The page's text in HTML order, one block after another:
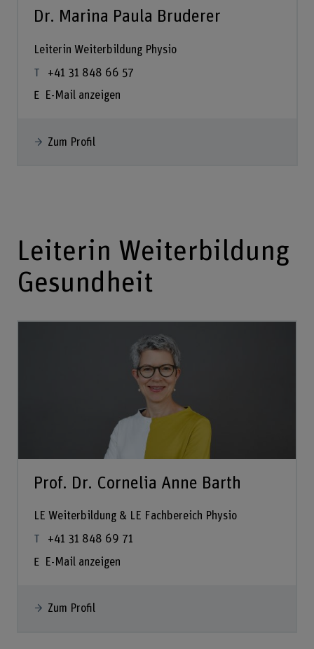
Dr. Marina Paula Bruderer
Leiterin Weiterbildung Physio
+41 31 848 66 57
E-Mail anzeigen
Zum Profil
Leiterin Weiterbildung
Gesundheit
Prof. Dr. Cornelia Anne Barth
LE Weiterbildung & LE Fachbereich Physio
+41 31 848 69 71
E-Mail anzeigen
Zum Profil